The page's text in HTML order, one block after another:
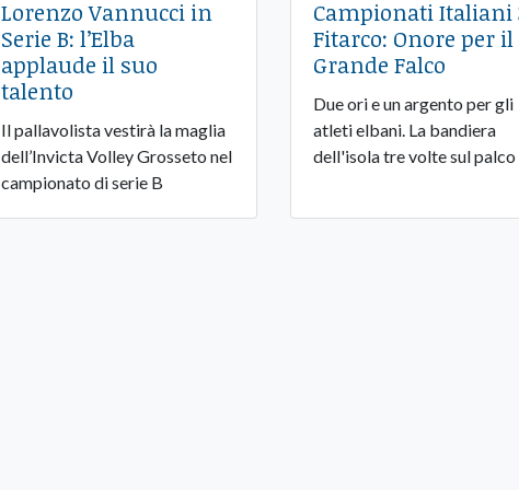
Lorenzo Vannucci in
Serie B: l’Elba
applaude il suo
talento
Il pallavolista vestirà la maglia
dell’Invicta Volley Grosseto nel
campionato di serie B
Campionati Italiani
Fitarco: Onore per il
Grande Falco
Due ori e un argento per gli
atleti elbani. La bandiera
dell'isola tre volte sul palco